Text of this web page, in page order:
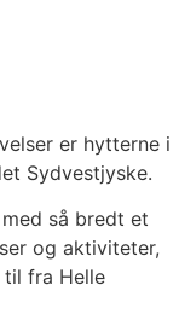
er hytterne i
Sydvestjyske.
så bredt et
og aktiviteter,
fra Helle